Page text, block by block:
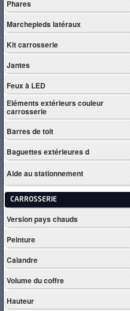
Phares
Marchepieds latéraux
Kit carrosserie
Jantes
Feux à LED
Eléments extérieurs couleur
carrosserie
Barres de toit
Baguettes extérieures d
Aide au stationnement
CARROSSERIE
Version pays chauds
Peinture
Calandre
Volume du coffre
Hauteur